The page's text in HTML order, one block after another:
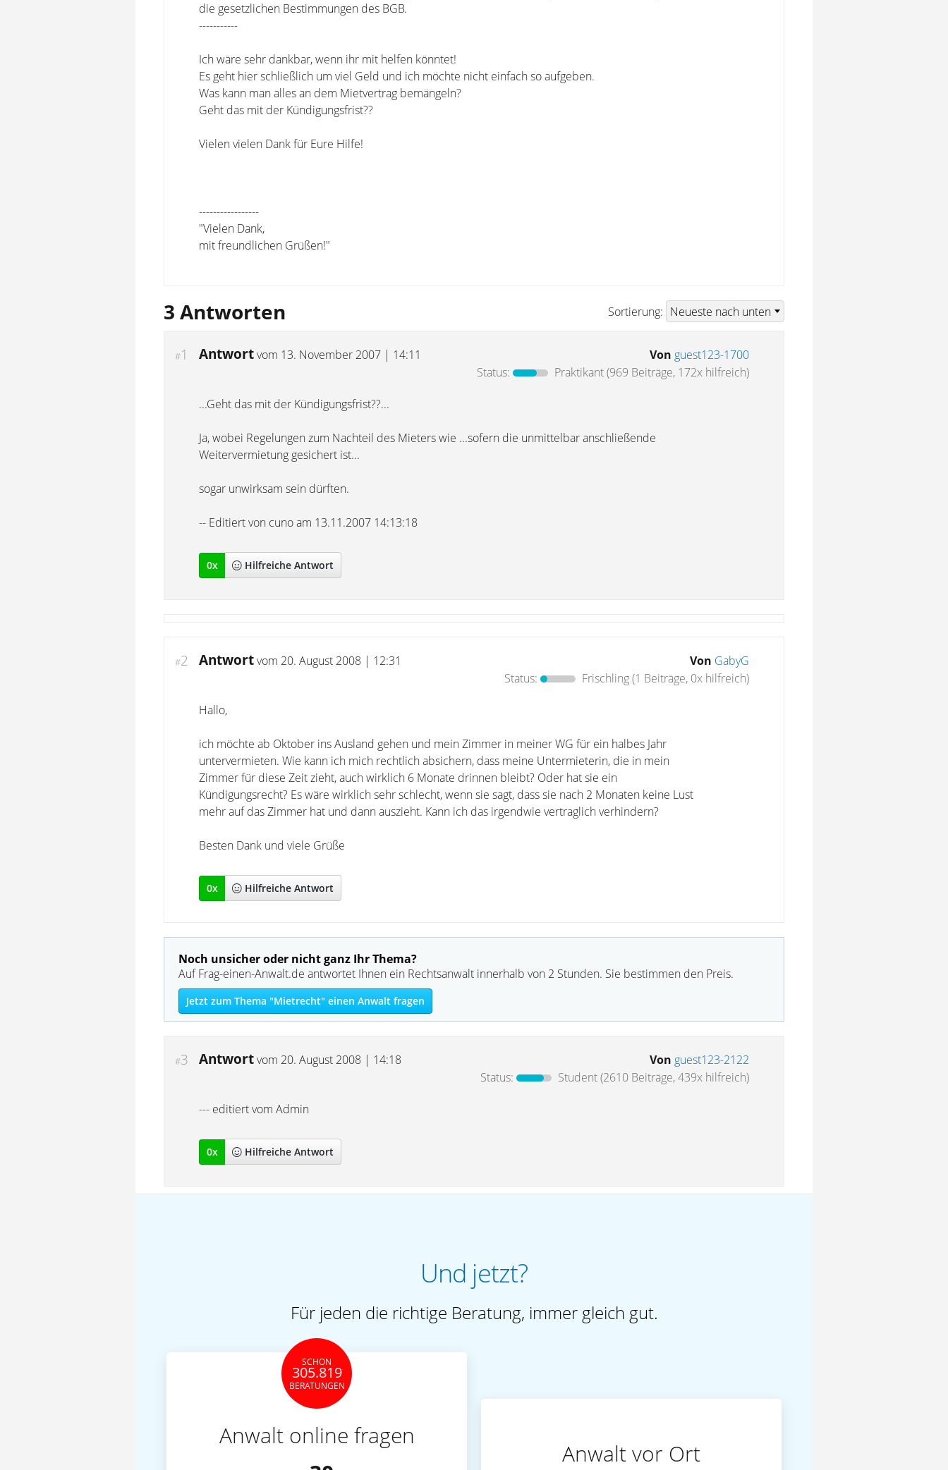
die gesetzlichen Bestimmungen des BGB.
-----------
Ich wäre sehr dankbar, wenn ihr mit helfen könntet!
Es geht hier schließlich um viel Geld und ich möchte nicht einfach so aufgeben.
Was kann man alles an dem Mietvertrag bemängeln?
Geht das mit der Kündigungsfrist??
Vielen vielen Dank für Eure Hilfe!
-----------------
"Vielen Dank,
mit freundlichen Grüßen!"
3 Antworten Sortierung:
#1 Antwortvom 13. November 2007 | 14:11 Von guest123-1700
Status:
Praktikant(969 Beiträge, 172x hilfreich)
...Geht das mit der Kündigungsfrist??...
Ja, wobei Regelungen zum Nachteil des Mieters wie ...sofern die unmittelbar anschließende
Weitervermietung gesichert ist...
sogar unwirksam sein dürften.
-- Editiert von cuno am 13.11.2007 14:13:18
0x Hilfreiche Antwort
#2 Antwortvom 20. August 2008 | 12:31 Von GabyG
Status:
Frischling(1 Beiträge, 0x hilfreich)
Hallo,
ich möchte ab Oktober ins Ausland gehen und mein Zimmer in meiner WG für ein halbes Jahr
untervermieten. Wie kann ich mich rechtlich absichern, dass meine Untermieterin, die in mein
Zimmer für diese Zeit zieht, auch wirklich 6 Monate drinnen bleibt? Oder hat sie ein
Kündigungsrecht? Es wäre wirklich sehr schlecht, wenn sie sagt, dass sie nach 2 Monaten keine Lust
mehr auf das Zimmer hat und dann auszieht. Kann ich das irgendwie vertraglich verhindern?
Besten Dank und viele Grüße
0x Hilfreiche Antwort
Noch unsicher oder nicht ganz Ihr Thema?
Auf Frag-einen-Anwalt.de antwortet Ihnen ein Rechtsanwalt innerhalb von 2 Stunden. Sie bestimmen den Preis.
Jetzt zum Thema "Mietrecht" einen Anwalt fragen
#3 Antwortvom 20. August 2008 | 14:18 Von guest123-2122
Status:
Student(2610 Beiträge, 439x hilfreich)
--- editiert vom Admin
0x Hilfreiche Antwort
Und jetzt?
Für jeden die richtige Beratung, immer gleich gut.
SCHON
305.819
BERATUNGEN
Anwalt online fragen
Anwalt vor Ort